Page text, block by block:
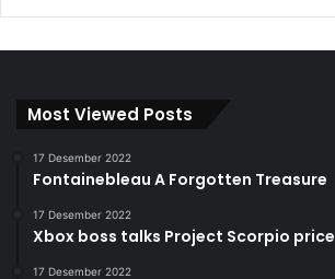
Most Viewed Posts
17 Desember 2022
Fontainebleau A Forgotten Treasure
17 Desember 2022
Xbox boss talks Project Scorpio price
17 Desember 2022